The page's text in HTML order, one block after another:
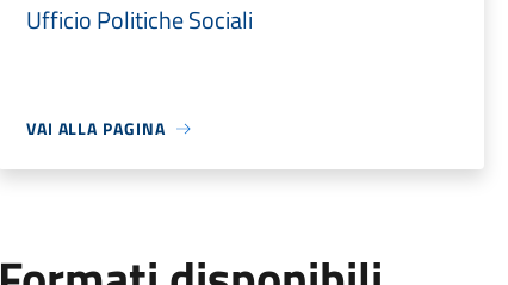
Ufficio Politiche Sociali
VAI ALLA PAGINA